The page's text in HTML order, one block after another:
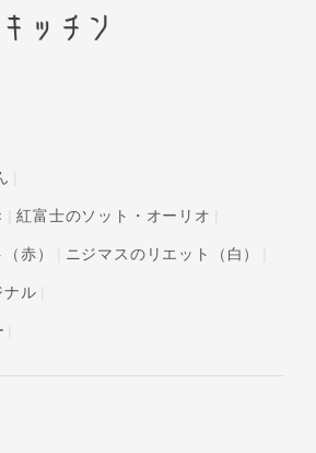
紅富士のソット・オーリオ
赤） ニジマスのリエット（白）
ナル